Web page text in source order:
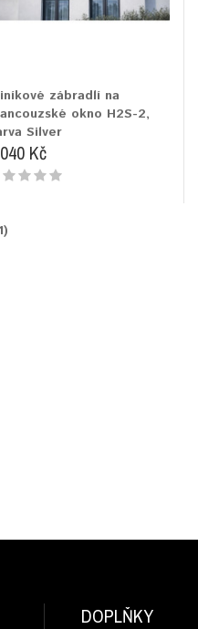
zábradlí na
okno H2S-2,
Silver
Kč
DOPLŇKY